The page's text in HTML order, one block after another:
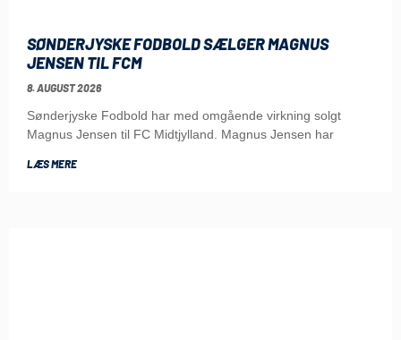
SØNDERJYSKE FODBOLD SÆLGER MAGNUS
JENSEN TIL FCM
8. AUGUST 2026
Sønderjyske Fodbold har med omgående virkning solgt
Magnus Jensen til FC Midtjylland. Magnus Jensen har
LÆS MERE